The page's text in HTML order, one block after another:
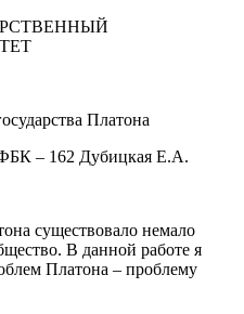
Платона
– 162 Дубицкая Е.А.
существовало немало
В данной работе я
Платона – проблему